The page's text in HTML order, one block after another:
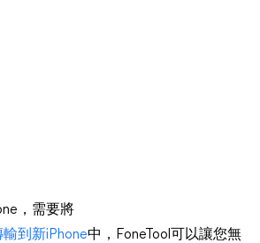
，需要將
到新iPhone中，FoneTool可以讓您無